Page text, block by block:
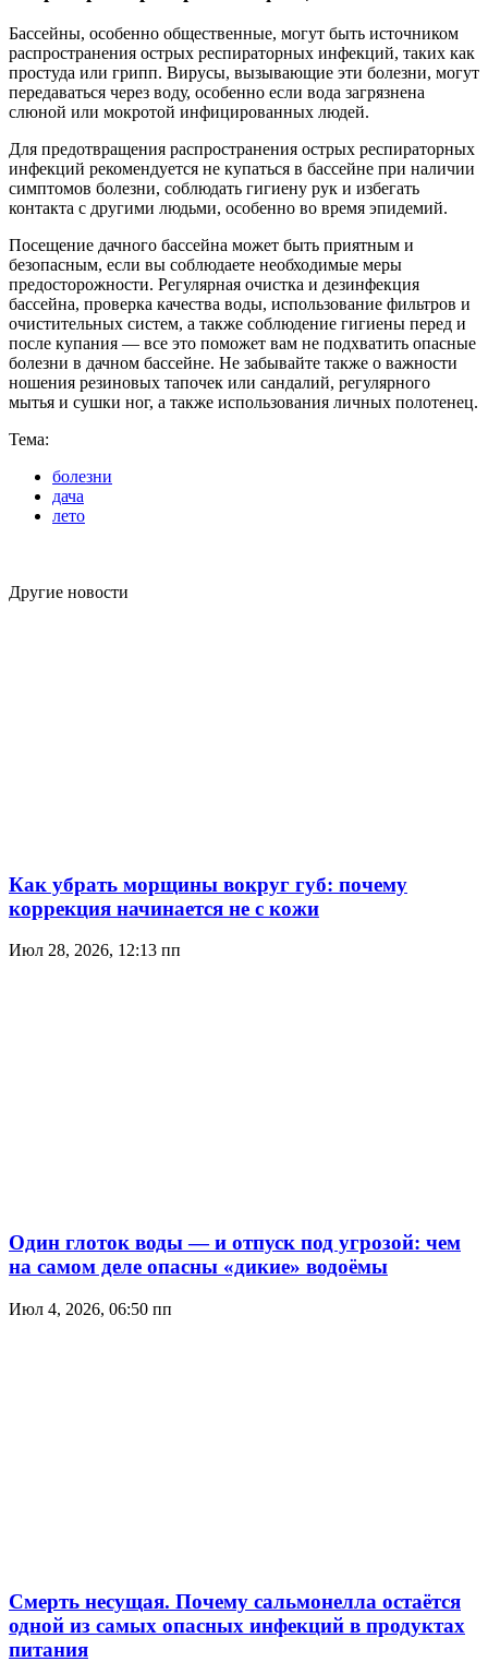
Бассейны, особенно общественные, могут быть источником
распространения острых респираторных инфекций, таких как
простуда или грипп. Вирусы, вызывающие эти болезни, могут
передаваться через воду, особенно если вода загрязнена
слюной или мокротой инфицированных людей.
Для предотвращения распространения острых респираторных
инфекций рекомендуется не купаться в бассейне при наличии
симптомов болезни, соблюдать гигиену рук и избегать
контакта с другими людьми, особенно во время эпидемий.
Посещение дачного бассейна может быть приятным и
безопасным, если вы соблюдаете необходимые меры
предосторожности. Регулярная очистка и дезинфекция
бассейна, проверка качества воды, использование фильтров и
очистительных систем, а также соблюдение гигиены перед и
после купания — все это поможет вам не подхватить опасные
болезни в дачном бассейне. Не забывайте также о важности
ношения резиновых тапочек или сандалий, регулярного
мытья и сушки ног, а также использования личных полотенец.
Тема:
болезни
дача
лето
Другие новости
Как убрать морщины вокруг губ: почему
коррекция начинается не с кожи
Июл 28, 2026, 12:13 пп
Один глоток воды — и отпуск под угрозой: чем
на самом деле опасны «дикие» водоёмы
Июл 4, 2026, 06:50 пп
Смерть несущая. Почему сальмонелла остаётся
одной из самых опасных инфекций в продуктах
питания